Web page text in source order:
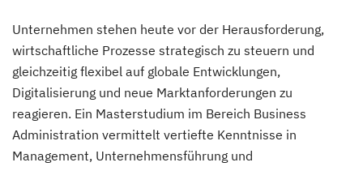
Unternehmen stehen heute vor der Herausforderung,
wirtschaftliche Prozesse strategisch zu steuern und
gleichzeitig flexibel auf globale Entwicklungen,
Digitalisierung und neue Marktanforderungen zu
reagieren. Ein Masterstudium im Bereich Business
Administration vermittelt vertiefte Kenntnisse in
Management, Unternehmensführung und